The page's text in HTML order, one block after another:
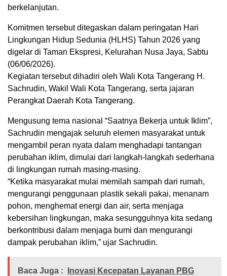
berkelanjutan.
Komitmen tersebut ditegaskan dalam peringatan Hari
Lingkungan Hidup Sedunia (HLHS) Tahun 2026 yang
digelar di Taman Ekspresi, Kelurahan Nusa Jaya, Sabtu
(06/06/2026).
Kegiatan tersebut dihadiri oleh Wali Kota Tangerang H.
Sachrudin, Wakil Wali Kota Tangerang, serta jajaran
Perangkat Daerah Kota Tangerang.
Mengusung tema nasional “Saatnya Bekerja untuk Iklim”,
Sachrudin mengajak seluruh elemen masyarakat untuk
mengambil peran nyata dalam menghadapi tantangan
perubahan iklim, dimulai dari langkah-langkah sederhana
di lingkungan rumah masing-masing.
“Ketika masyarakat mulai memilah sampah dari rumah,
mengurangi penggunaan plastik sekali pakai, menanam
pohon, menghemat energi dan air, serta menjaga
kebersihan lingkungan, maka sesungguhnya kita sedang
berkontribusi dalam menjaga bumi dan mengurangi
dampak perubahan iklim,” ujar Sachrudin.
Baca Juga :
Inovasi Kecepatan Layanan PBG